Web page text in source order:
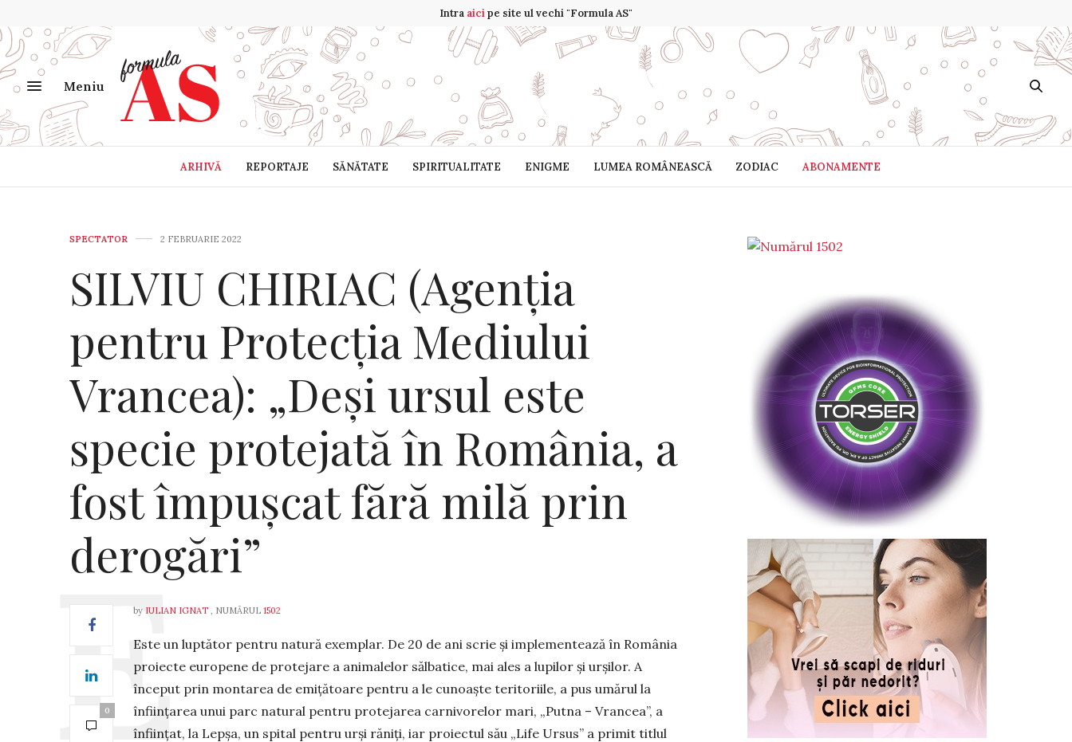
Intra aicipe site ul vechi "Formula AS"
Meniu
ARHIVĂ REPORTAJE SĂNĂTATE SPIRITUALITATE ENIGME LUMEA ROMÂNEASCĂ ZODIAC ABONAMENTE
SPECTATOR 2 FEBRUARIE 2022
SILVIU CHIRIAC (Agenția
pentru Protecția Mediului
Vrancea): „Deși ursul este
specie protejată în România, a
fost împușcat fără milă prin
derogări”
0
by IULIAN IGNAT , NUMĂRUL 1502
Este un luptător pentru natură exemplar. De 20 de ani scrie și implementează în Ro­mâ­nia
proiecte europene de pro­tejare a ani­malelor sălbatice, mai ales a lupilor și urșilor. A
început prin montarea de emițătoare pentru a le cunoaște teritoriile, a pus umărul la
înființarea unui parc natural pentru protejarea carnivorelor mari, „Putna – Vrancea”, a
înființat, la Lepșa, un spi­tal pentru urși răniți, iar proiectul său „Life Ur­sus” a primit titlul